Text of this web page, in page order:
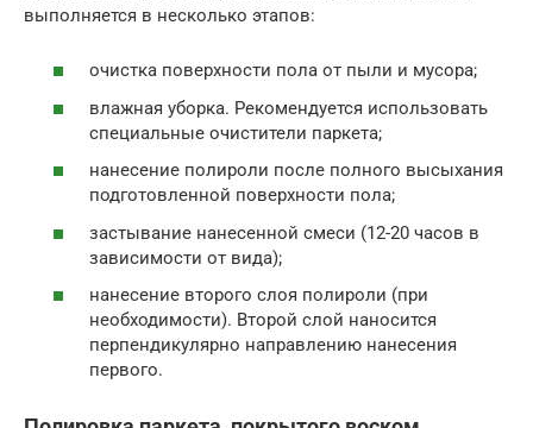
выполняется в несколько этапов:
очистка поверхности пола от пыли и мусора;
влажная уборка. Рекомендуется использовать
специальные очистители паркета;
нанесение полироли после полного высыхания
подготовленной поверхности пола;
застывание нанесенной смеси (12-20 часов в
зависимости от вида);
нанесение второго слоя полироли (при
необходимости). Второй слой наносится
перпендикулярно направлению нанесения
первого.